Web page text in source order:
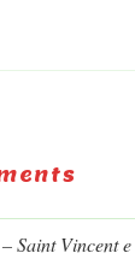
Saint Vincent